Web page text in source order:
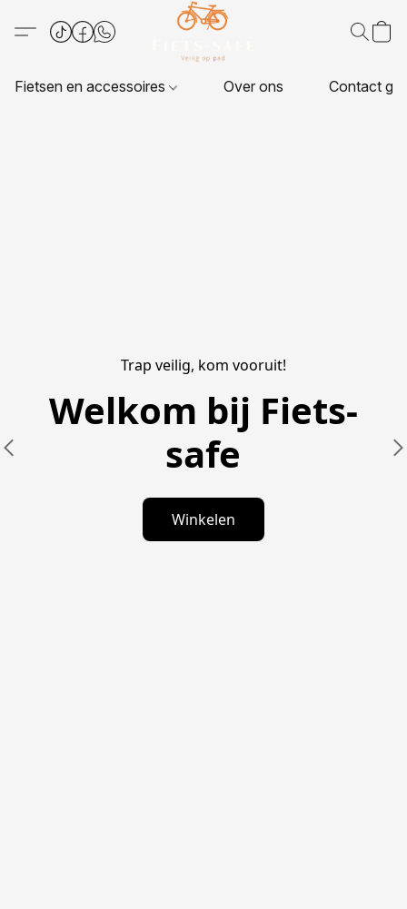
Fietsen en accessoires Over ons Contact
Trap veilig, kom vooruit!
Welkom bij Fiets-
safe
Winkelen